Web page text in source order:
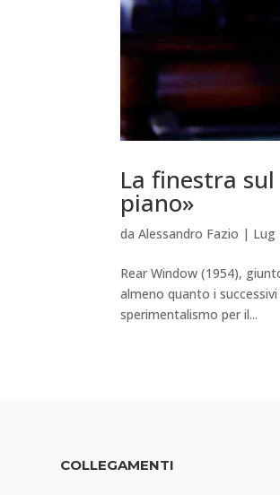
La finestra
piano»
daAlessandro Fazio | Lug
Rear Window (1954),
almeno quanto i
sperimentalismo per il...
COLLEGAMENTI